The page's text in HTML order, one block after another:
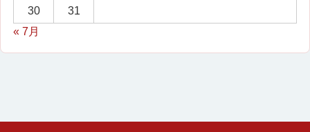
30
31
« 7月